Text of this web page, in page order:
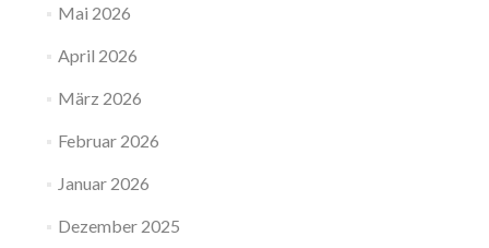
Mai 2026
April 2026
März 2026
Februar 2026
Januar 2026
Dezember 2025